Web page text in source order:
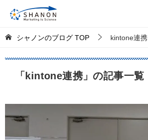
シャノンのブログ TOP kintone連携
「kintone連携」の記事一覧